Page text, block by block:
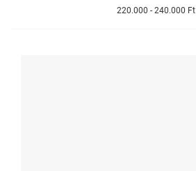
220.000 - 240.000 Ft